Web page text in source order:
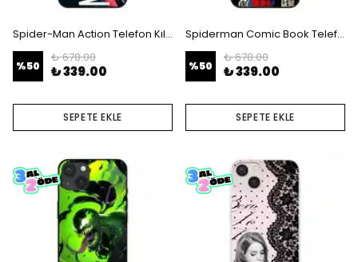
Spider-Man Action Telefon Kılıfı
%50
₺ 678.00
₺ 339.00
SEPETE EKLE
Spiderman Comic Book Telefon Kılıfı
%50
₺ 678.00
₺ 339.00
SEPETE EKLE